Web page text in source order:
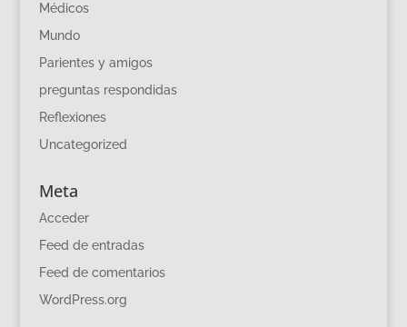
Médicos
Mundo
Parientes y amigos
preguntas respondidas
Reflexiones
Uncategorized
Meta
Acceder
Feed de entradas
Feed de comentarios
WordPress.org